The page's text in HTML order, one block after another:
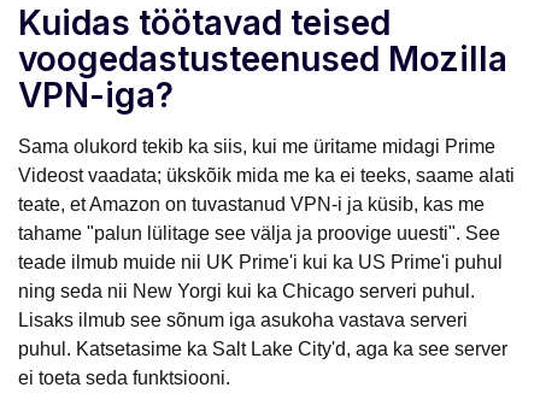
Kuidas töötavad teised
voogedastusteenused Mozilla
VPN-iga?
Sama olukord tekib ka siis, kui me üritame midagi Prime
Videost vaadata; ükskõik mida me ka ei teeks, saame alati
teate, et Amazon on tuvastanud VPN-i ja küsib, kas me
tahame "palun lülitage see välja ja proovige uuesti". See
teade ilmub muide nii UK Prime'i kui ka US Prime'i puhul
ning seda nii New Yorgi kui ka Chicago serveri puhul.
Lisaks ilmub see sõnum iga asukoha vastava serveri
puhul. Katsetasime ka Salt Lake City'd, aga ka see server
ei toeta seda funktsiooni.